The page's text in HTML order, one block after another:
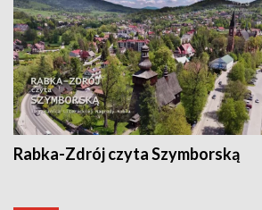
Rabka-Zdrój czyta Szymborską